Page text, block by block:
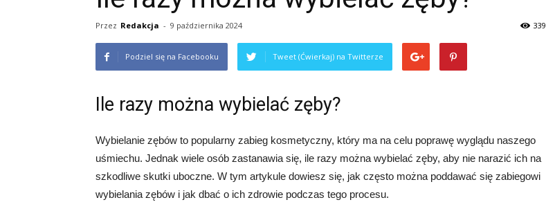
Przez Redakcja - 9 października 2024 339
Podziel się na Facebooku Tweet (Ćwierkaj) na Twitterze
Ile razy można wybielać zęby?
Wybielanie zębów to popularny zabieg kosmetyczny, który ma na celu poprawę wyglądu naszego
uśmiechu. Jednak wiele osób zastanawia się, ile razy można wybielać zęby, aby nie narazić ich na
szkodliwe skutki uboczne. W tym artykule dowiesz się, jak często można poddawać się zabiegowi
wybielania zębów i jak dbać o ich zdrowie podczas tego procesu.